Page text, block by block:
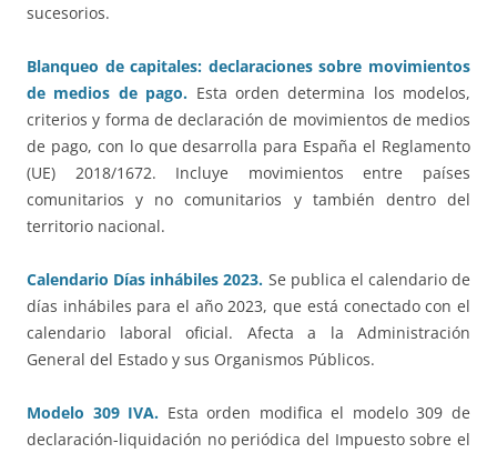
sucesorios.
Blanqueo de capitales: declaraciones sobre movimientos
de medios de pago. Esta orden determina los modelos,
criterios y forma de declaración de movimientos de medios
de pago, con lo que desarrolla para España el Reglamento
(UE) 2018/1672. Incluye movimientos entre países
comunitarios y no comunitarios y también dentro del
territorio nacional.
Calendario Días inhábiles 2023. Se publica el calendario de
días inhábiles para el año 2023, que está conectado con el
calendario laboral oficial. Afecta a la Administración
General del Estado y sus Organismos Públicos.
Modelo 309 IVA. Esta orden modifica el modelo 309 de
declaración-liquidación no periódica del Impuesto sobre el